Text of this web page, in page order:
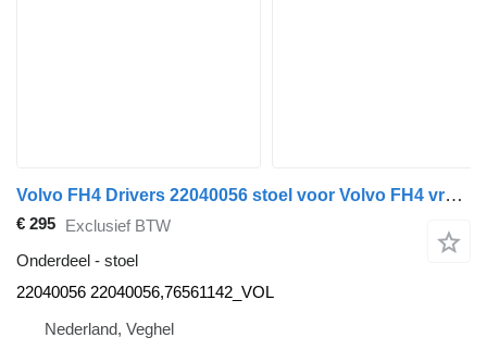
Volvo FH4 Drivers 22040056 stoel voor Volvo FH4 vrachtwagen
€ 295 Exclusief BTW
Onderdeel - stoel
22040056 22040056,76561142_VOL
Nederland, Veghel